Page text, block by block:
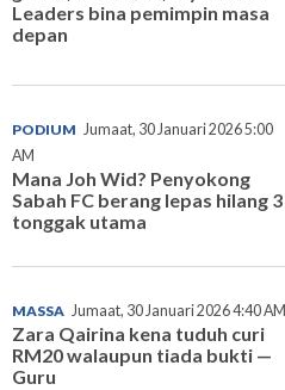
Leaders bina pemimpin masa
depan
PODIUM Jumaat, 30 Januari 2026 5:00
AM
Mana Joh Wid? Penyokong
Sabah FC berang lepas hilang 3
tonggak utama
MASSA Jumaat, 30 Januari 2026 4:40 AM
Zara Qairina kena tuduh curi
RM20 walaupun tiada bukti —
Guru